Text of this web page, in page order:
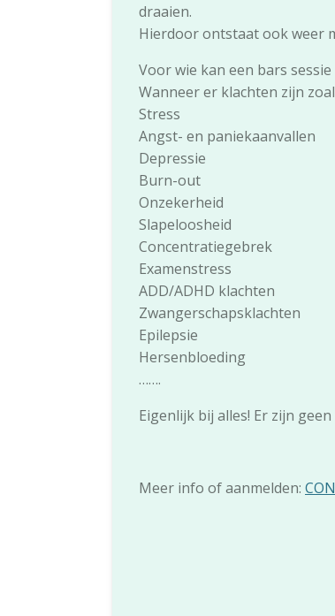
draaien.
Hierdoor ontstaat ook weer
Voor wie kan een bars
Wanneer er klachten zijn
Stress
Angst- en paniekaanvallen
Depressie
Burn-out
Onzekerheid
Slapeloosheid
Concentratiegebrek
Examenstress
ADD/ADHD klachten
Zwangerschapsklachten
Epilepsie
Hersenbloeding
…….
Eigenlijk bij alles! Er zijn
Meer info of aanmelden: